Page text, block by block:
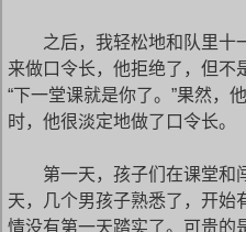
之后，我轻松地和队里十
来做口令长，他拒绝了，但不
“下一堂课就是你了。”果然，
时，他很淡定地做了口令长。
第一天，孩子们在课堂和
天，几个男孩子熟悉了，开始
情没有第一天踏实了。可贵的